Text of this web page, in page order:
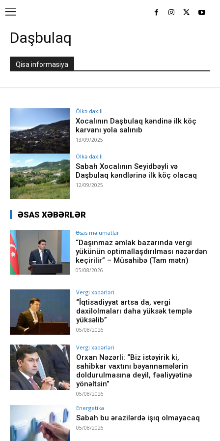
Daşbulaq
Qisa informasiya
Ölkə daxili
Xocalının Daşbulaq kəndinə ilk köç
karvanı yola salınıb
13/09/2025
Ölkə daxili
Sabah Xocalının Seyidbəyli və
Daşbulaq kəndlərinə ilk köç olacaq
12/09/2025
ƏSAS XƏBƏRLƏR
Əsas məlumatlar
“Daşınmaz əmlak bazarında vergi
yükünün optimallaşdırılması nəzərdən
keçirilir” – Müsahibə (Tam mətn)
05/08/2026
Vergi xəbərləri
“İqtisadiyyat artsa da, vergi
daxilolmaları daha yüksək templə
yüksəlib”
05/08/2026
Vergi xəbərləri
Orxan Nəzərli: “Biz istəyirik ki,
sahibkar vaxtını bəyannamələrin
doldurulmasına deyil, fəaliyyətinə
yönəltsin”
05/08/2026
Energetika
Sabah bu ərazilərdə işıq olmayacaq
05/08/2026